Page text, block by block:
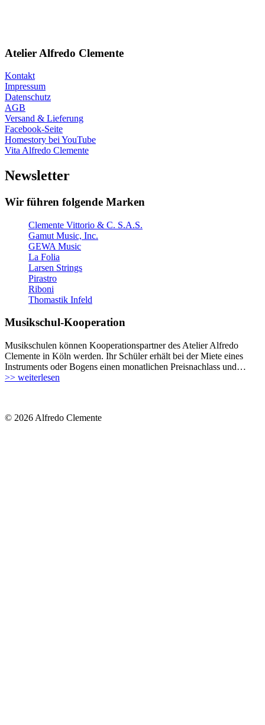
Atelier Alfredo Clemente
Kontakt
Impressum
Datenschutz
AGB
Versand & Lieferung
Facebook-Seite
Homestory bei YouTube
Vita Alfredo Clemente
Newsletter
Wir führen folgende Marken
Clemente Vittorio & C. S.A.S.
Gamut Music, Inc.
GEWA Music
La Folia
Larsen Strings
Pirastro
Riboni
Thomastik Infeld
Musikschul-Kooperation
Musikschulen können Kooperationspartner des Atelier Alfredo
Clemente in Köln werden. Ihr Schüler erhält bei der Miete eines
Instruments oder Bogens einen monatlichen Preisnachlass und…
>> weiterlesen
© 2026 Alfredo Clemente